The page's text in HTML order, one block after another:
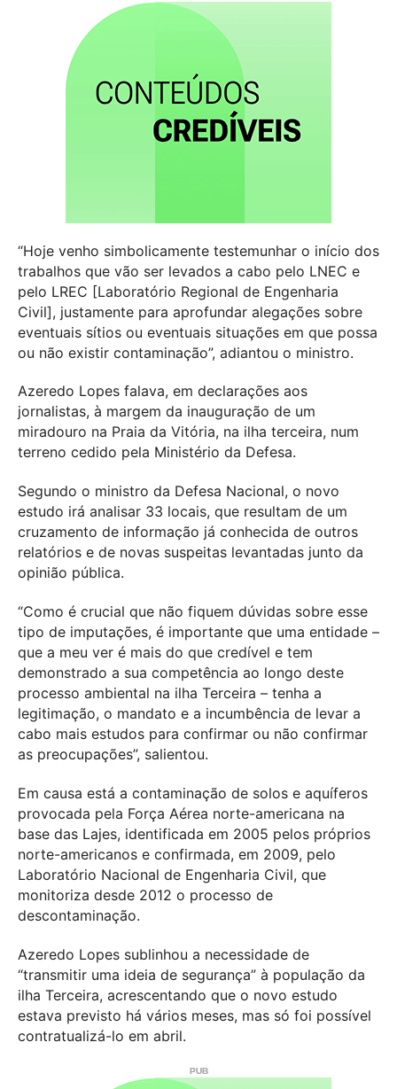
“Hoje venho simbolicamente testemunhar o início dos
trabalhos que vão ser levados a cabo pelo LNEC e
pelo LREC [Laboratório Regional de Engenharia
Civil], justamente para aprofundar alegações sobre
eventuais sítios ou eventuais situações em que possa
ou não existir contaminação”, adiantou o ministro.
Azeredo Lopes falava, em declarações aos
jornalistas, à margem da inauguração de um
miradouro na Praia da Vitória, na ilha terceira, num
terreno cedido pela Ministério da Defesa.
Segundo o ministro da Defesa Nacional, o novo
estudo irá analisar 33 locais, que resultam de um
cruzamento de informação já conhecida de outros
relatórios e de novas suspeitas levantadas junto da
opinião pública.
“Como é crucial que não fiquem dúvidas sobre esse
tipo de imputações, é importante que uma entidade –
que a meu ver é mais do que credível e tem
demonstrado a sua competência ao longo deste
processo ambiental na ilha Terceira – tenha a
legitimação, o mandato e a incumbência de levar a
cabo mais estudos para confirmar ou não confirmar
as preocupações”, salientou.
Em causa está a contaminação de solos e aquíferos
provocada pela Força Aérea norte-americana na
base das Lajes, identificada em 2005 pelos próprios
norte-americanos e confirmada, em 2009, pelo
Laboratório Nacional de Engenharia Civil, que
monitoriza desde 2012 o processo de
descontaminação.
Azeredo Lopes sublinhou a necessidade de
“transmitir uma ideia de segurança” à população da
ilha Terceira, acrescentando que o novo estudo
estava previsto há vários meses, mas só foi possível
contratualizá-lo em abril.